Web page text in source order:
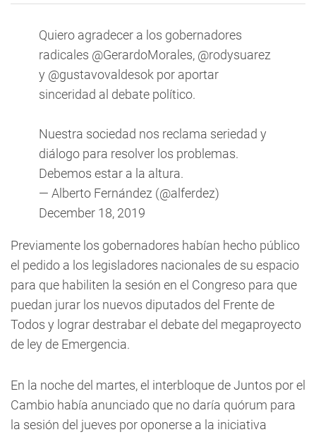
Quiero agradecer a los gobernadores
radicales @GerardoMorales, @rodysuarez
y @gustavovaldesok por aportar
sinceridad al debate político.
Nuestra sociedad nos reclama seriedad y
diálogo para resolver los problemas.
Debemos estar a la altura.
— Alberto Fernández (@alferdez)
December 18, 2019
Previamente los gobernadores habían hecho público
el pedido a los legisladores nacionales de su espacio
para que habiliten la sesión en el Congreso para que
puedan jurar los nuevos diputados del Frente de
Todos y lograr destrabar el debate del megaproyecto
de ley de Emergencia.
En la noche del martes, el interbloque de Juntos por el
Cambio había anunciado que no daría quórum para
la sesión del jueves por oponerse a la iniciativa